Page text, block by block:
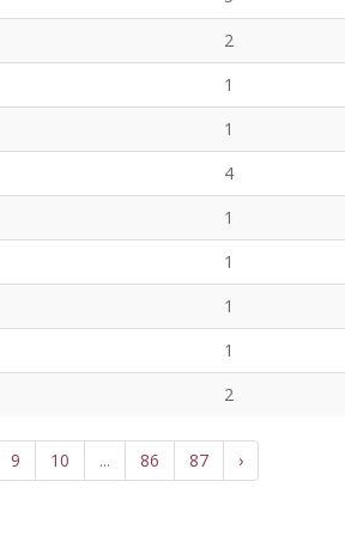
2
1
1
4
1
1
1
1
2
9 10 ... 86 87 ›